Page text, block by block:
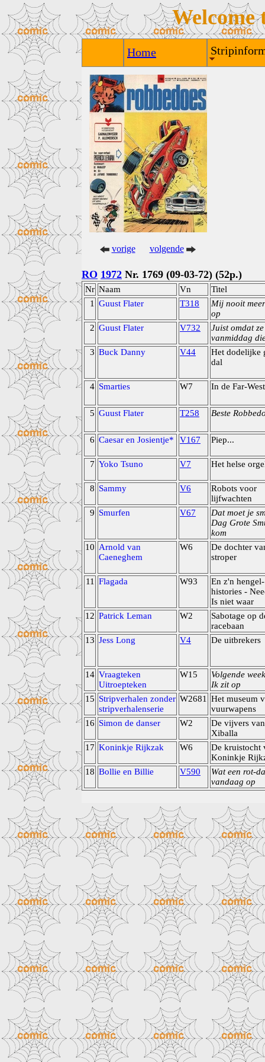
Welcome
Home
vorige volgende
RO 1972 Nr. 1769 (09-03-72) (52p.)
Nr Naam Vn
Titel
1
Guust Flater T318
Mij nooit
op
2 Guust Flater V732
Juist omdat ze
vanmiddag
3 Buck Danny V44
Het dodelijke
dal
4 Smarties W7 In de Far-West
5 Guust Flater T258 Beste
6 Caesar en Josientje* V167 Piep...
7 Yoko Tsuno V7 Het helse
8 Sammy V6
Robots voor
lijfwachten
9 Smurfen V67
Dat moet je
Dag Grote
kom
10 Arnold van
Caeneghem
W6
De dochter
stroper
11 Flagada W93
En z'n hengel-
histories -
Is niet waar
12 Patrick Leman W2
Sabotage op
racebaan
13 Jess Long V4 De uitbrekers
14 Vraagteken
Uitroepteken
W15
Volgende
Ik zit op
15 Stripverhalen zonder
stripverhalenserie
W2681
Het museum
vuurwapens
16 Simon de danser W2
De vijvers van
Xiballa
17 Koninkje Rijkzak W6
De kruistocht
Koninkje
18 Bollie en Billie V590
Wat een rot-
vandaag op